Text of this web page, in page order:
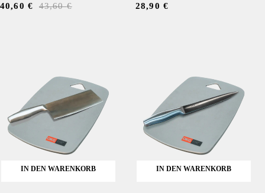
43,60€
40,60 €
28,90 €
IN DEN WARENKORB IN DEN WARENKORB